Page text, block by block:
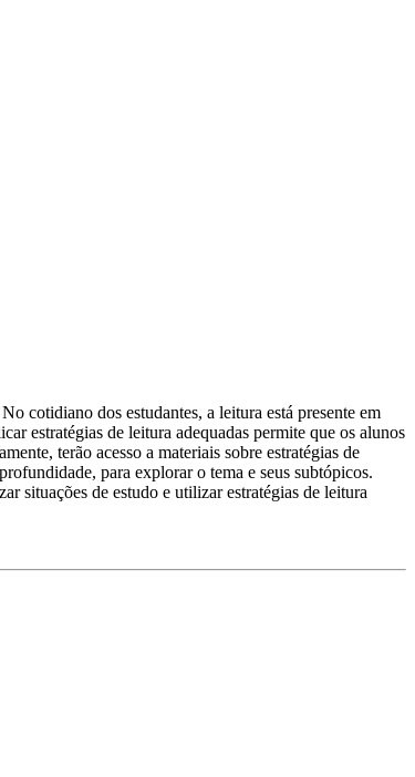
cotidiano dos estudantes, a leitura está presente em
estratégias de leitura adequadas permite que os alunos
terão acesso a materiais sobre estratégias de
para explorar o tema e seus subtópicos.
situações de estudo e utilizar estratégias de leitura